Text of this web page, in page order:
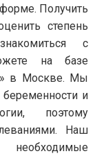
Получить
степень
с
на базе
в Москве. Мы
и
поэтому
Наш